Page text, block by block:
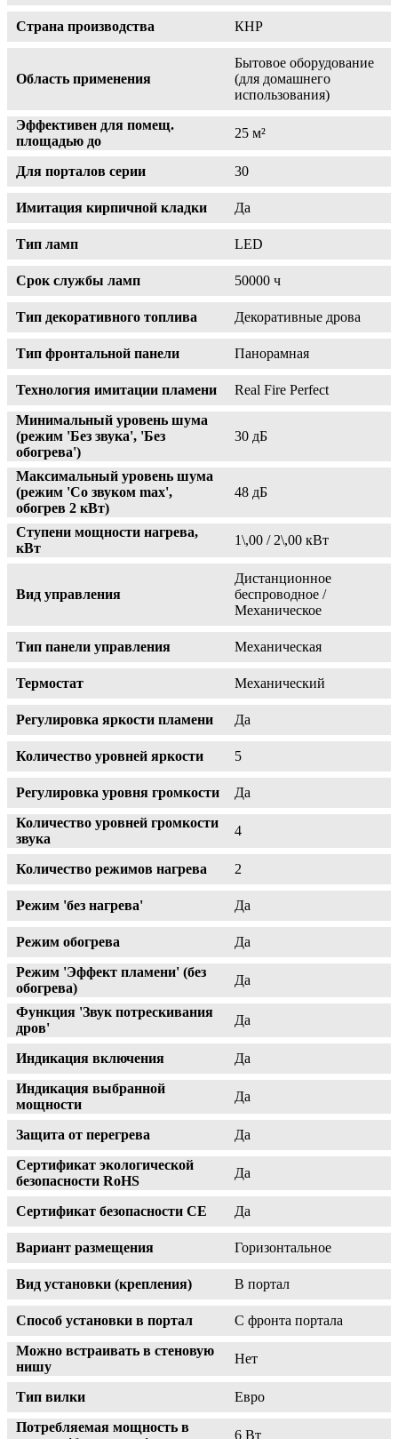
Страна производства КНР
Область применения
Бытовое оборудование
(для домашнего
использования)
Эффективен для помещ.
площадью до
25 м²
Для порталов серии 30
Имитация кирпичной кладки Да
Тип ламп LED
Срок службы ламп 50000 ч
Тип декоративного топлива Декоративные дрова
Тип фронтальной панели Панорамная
Технология имитации пламени
Real Fire Perfect
Минимальный уровень шума
(режим 'Без звука', 'Без
обогрева')
30 дБ
Максимальный уровень шума
(режим 'Cо звуком max',
обогрев 2 кВт)
48 дБ
Ступени мощности нагрева,
кВт
1\,00 / 2\,00 кВт
Вид управления
Дистанционное
беспроводное /
Механическое
Тип панели управления Механическая
Термостат Механический
Регулировка яркости пламени Да
Количество уровней яркости 5
Регулировка уровня громкости
Да
Количество уровней громкости
звука
4
Количество режимов нагрева 2
Режим 'без нагрева' Да
Режим обогрева
Да
Режим 'Эффект пламени' (без
обогрева)
Да
Функция 'Звук потрескивания
дров'
Да
Индикация включения
Да
Индикация выбранной
мощности
Да
Защита от перегрева
Да
Сертификат экологической
безопасности RoHS
Да
Сертификат безопасности CE Да
Вариант размещения Горизонтальное
Вид установки (крепления) В портал
Способ установки в портал
С фронта портала
Можно встраивать в стеновую
нишу
Нет
Тип вилки
Евро
Потребляемая мощность в
6 Вт